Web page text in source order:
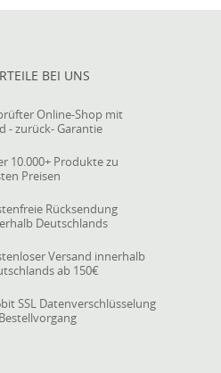
BEI UNS
Online-Shop mit
- zurück- Garantie
10.000+ Produkte zu
Preisen
Rücksendung
Deutschlands
Versand innerhalb
ab 150€
SSL Datenverschlüsselung